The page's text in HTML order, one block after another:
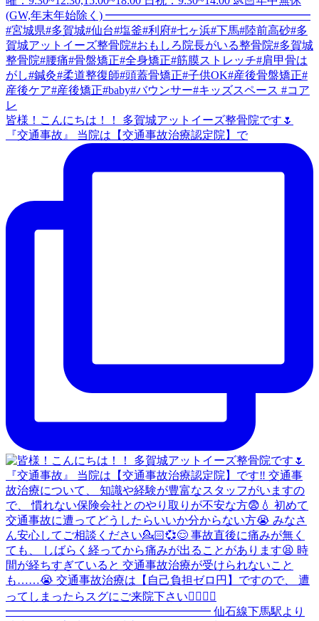
皆様！こんにちは！！ 多賀城アットイーズ整骨院です🌷
『交通事故』 当院は【交通事故治療認定院】で